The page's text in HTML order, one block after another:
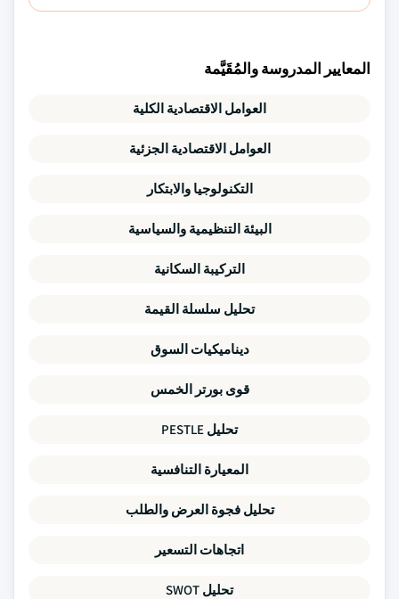
المعايير المدروسة والمُقَيَّمة
العوامل الاقتصادية الكلية
العوامل الاقتصادية الجزئية
التكنولوجيا والابتكار
البيئة التنظيمية والسياسية
التركيبة السكانية
تحليل سلسلة القيمة
ديناميكيات السوق
قوى بورتر الخمس
تحليل PESTLE
المعيارة التنافسية
تحليل فجوة العرض والطلب
اتجاهات التسعير
تحليل SWOT